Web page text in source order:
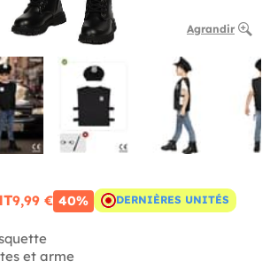
Agrandir
9,99 € 40% DERNIÈRES UNITÉS
et arme